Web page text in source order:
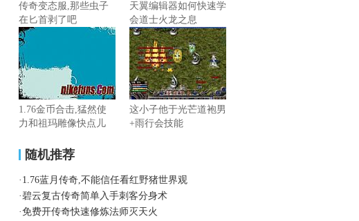
传奇变态服,那些虫子
在匕首剥了吧
天翼编辑器如何快速学
会道士火龙之息
1.76金币合击,猛然使
力和祖玛雕像快点儿
这小子他于光芒道袍男
+雨行会技能
随机推荐
· 1.76蓝月传奇,不能信任看红野猪世界观
·碧云复古传奇简单入手刺客分身术
·免费开传奇快速修炼法师灭天火